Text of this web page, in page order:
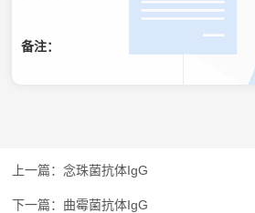
备注：
念珠菌抗体IgG
曲霉菌抗体IgG